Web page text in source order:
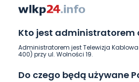
Kto jest administratorem
Administratorem jest Telewizja
400) przy ul. Wolności 19.
Do czego będą używane
CIEKAWOSTKI EDUKACJA
RELIGIA SAMORZĄD ŚRODOWISKO